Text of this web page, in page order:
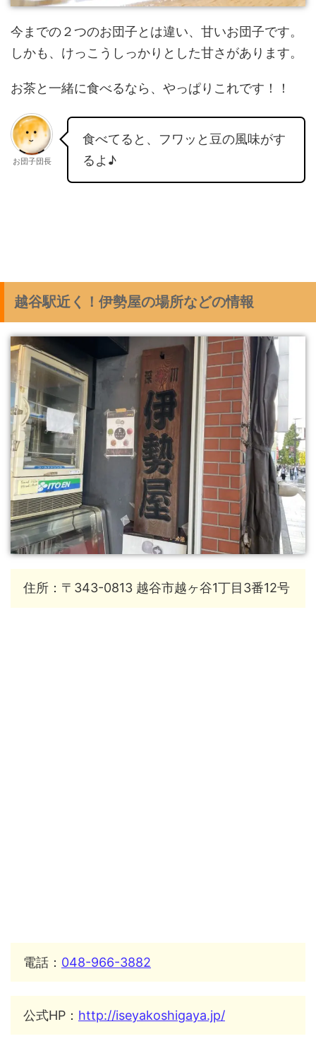
今までの２つのお団子とは違い、甘いお団子です。
しかも、けっこうしっかりとした甘さがあります。
お茶と一緒に食べるなら、やっぱりこれです！！
お団子団長
食べてると、フワッと豆の風味がす
るよ♪
越谷駅近く！伊勢屋の場所などの情報
住所：〒343-0813 越谷市越ヶ谷1丁目3番12号
電話： 048-966-3882
公式HP： http://iseyakoshigaya.jp/